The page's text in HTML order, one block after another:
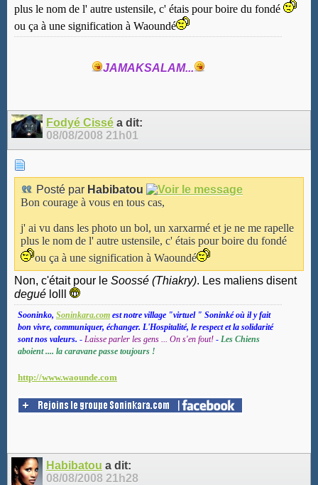
plus le nom de l' autre ustensile, c' étais pour boire du fondé
ou ça à une signification à Waoundé
JAMAKSALAM...
Fodyé Cissé a dit:
08/08/2008 21h01
Posté par Habibatou
Bon courage à vous en tous cas,
j' ai vu dans les photo un bol, un xarxarmé et je ne me rapelle
plus le nom de l' autre ustensile, c' étais pour boire du fondé
ou ça à une signification à Waoundé
Non, c'était pour le Soossé (Thiakry). Les maliens disent
degué lolll
Sooninko, Soninkara.com est notre village "virtuel " Soninké où il y fait
bon vivre, communiquer, échanger. L'Hospitalité, le respect et la solidarité
sont nos valeurs. - Laisse parler les gens ... On s'en fout! - Les Chiens
aboient .... la caravane passe toujours !
http://www.waounde.com
Habibatou a dit:
08/08/2008 21h28